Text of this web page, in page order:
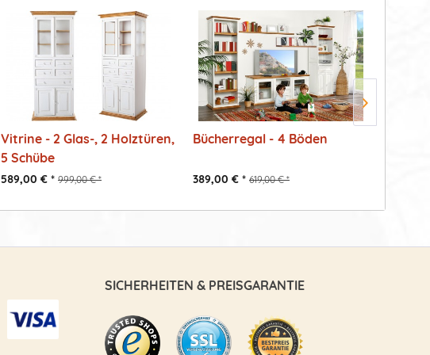
Vitrine - 2 Glas-, 2 Holztüren,
5 Schübe
589,00 € * 999,00 € *
Bücherregal - 4 Böden
389,00 € * 619,00 € *
SICHERHEITEN & PREISGARANTIE